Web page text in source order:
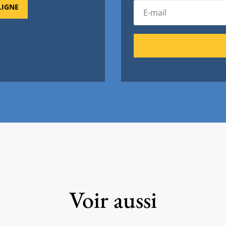
Voir aussi